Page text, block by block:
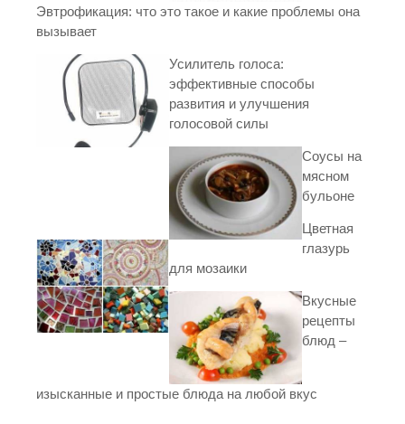
Эвтрофикация: что это такое и какие проблемы она
вызывает
Усилитель голоса:
эффективные способы
развития и улучшения
голосовой силы
Соусы на
мясном
бульоне
Цветная
глазурь
для мозаики
Вкусные
рецепты
блюд –
изысканные и простые блюда на любой вкус